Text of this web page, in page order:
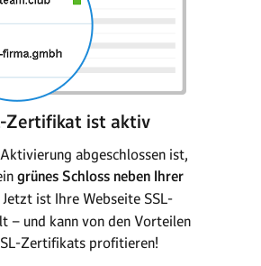
Zertifikat ist aktiv
abgeschlossen ist,
grünes Schloss neben Ihrer
ist Ihre Webseite SSL-
– und kann von den Vorteilen
Zertifikats profitieren!